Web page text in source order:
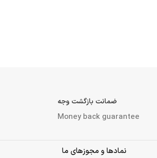
ضمانت بازگشت وجه
Money back guarantee
نمادها و مجوزهای ما